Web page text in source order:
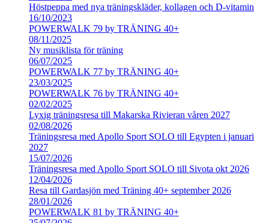
Höstpeppa med nya träningskläder, kollagen och D-vitamin
16/10/2023
POWERWALK 79 by TRÄNING 40+
08/11/2025
Ny musiklista för träning
06/07/2025
POWERWALK 77 by TRÄNING 40+
23/03/2025
POWERWALK 76 by TRÄNING 40+
02/02/2025
Lyxig träningsresa till Makarska Rivieran våren 2027
02/08/2026
Träningsresa med Apollo Sport SOLO till Egypten i januari
2027
15/07/2026
Träningsresa med Apollo Sport SOLO till Sivota okt 2026
12/04/2026
Resa till Gardasjön med Träning 40+ september 2026
28/01/2026
POWERWALK 81 by TRÄNING 40+